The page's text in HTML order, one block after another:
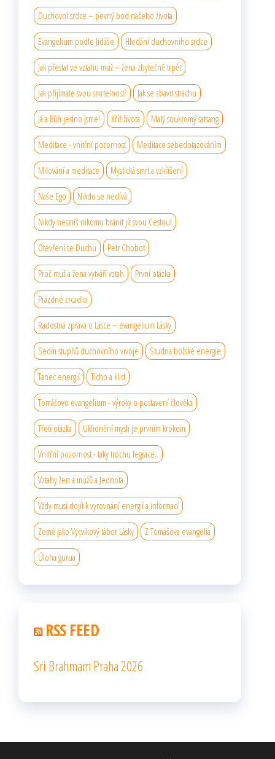
Duchovní srdce – pevný bod našeho života
Evangelium podle Jidáše Hledání duchovního srdce
Jak přestat ve vztahu muž – žena zbytečně trpět
Jak přijímáte svou smrtelnost? Jak se zbavit strachu
Já a Bůh jedno jsme! Kříž života Malý soukromý satsang
Meditace - vnitřní pozornost Meditace sebedotazováním
Milování a meditace Mystická smrt a vzkříšení
Naše Ego Nikdo se nedívá
Nikdy nesmíš nikomu bránit jít svou Cestou!
Otevření se Duchu Petr Chobot
Proč muž a žena vytváří vztah První otázka
Prázdné zrcadlo
Radostná zpráva o Lásce – evangelium Lásky
Sedm stupňů duchovního vıvoje Studna božské energie
Tanec energií Ticho a klid
Tomášovo evangelium - výroky o postavení člověka
Třetí otázka Uklidnění mysli je prvním krokem
Vnitřní pozornost - taky trochu legrace..
Vztahy žen a mužů a Jednota
Vždy musí dojít k vyrovnání energií a informací
Země jako Výcvikový tábor Lásky Z Tomášova evangelia
Úloha gurua
RSS FEED
Sri Brahmam Praha 2026